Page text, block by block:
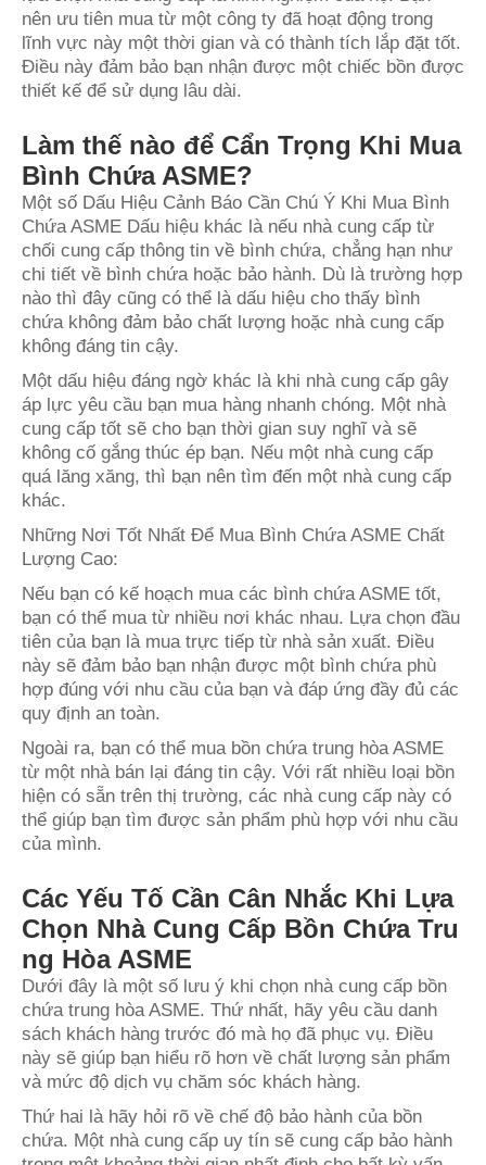
nên ưu tiên mua từ một công ty đã hoạt động trong
lĩnh vực này một thời gian và có thành tích lắp đặt tốt.
Điều này đảm bảo bạn nhận được một chiếc bồn được
thiết kế để sử dụng lâu dài.
Làm thế nào để Cẩn Trọng Khi Mua
Bình Chứa ASME?
Một số Dấu Hiệu Cảnh Báo Cần Chú Ý Khi Mua Bình
Chứa ASME Dấu hiệu khác là nếu nhà cung cấp từ
chối cung cấp thông tin về bình chứa, chẳng hạn như
chi tiết về bình chứa hoặc bảo hành. Dù là trường hợp
nào thì đây cũng có thể là dấu hiệu cho thấy bình
chứa không đảm bảo chất lượng hoặc nhà cung cấp
không đáng tin cậy.
Một dấu hiệu đáng ngờ khác là khi nhà cung cấp gây
áp lực yêu cầu bạn mua hàng nhanh chóng. Một nhà
cung cấp tốt sẽ cho bạn thời gian suy nghĩ và sẽ
không cố gắng thúc ép bạn. Nếu một nhà cung cấp
quá lăng xăng, thì bạn nên tìm đến một nhà cung cấp
khác.
Những Nơi Tốt Nhất Để Mua Bình Chứa ASME Chất
Lượng Cao:
Nếu bạn có kế hoạch mua các bình chứa ASME tốt,
bạn có thể mua từ nhiều nơi khác nhau. Lựa chọn đầu
tiên của bạn là mua trực tiếp từ nhà sản xuất. Điều
này sẽ đảm bảo bạn nhận được một bình chứa phù
hợp đúng với nhu cầu của bạn và đáp ứng đầy đủ các
quy định an toàn.
Ngoài ra, bạn có thể mua bồn chứa trung hòa ASME
từ một nhà bán lại đáng tin cậy. Với rất nhiều loại bồn
hiện có sẵn trên thị trường, các nhà cung cấp này có
thể giúp bạn tìm được sản phẩm phù hợp với nhu cầu
của mình.
Các Yếu Tố Cần Cân Nhắc Khi Lựa
Chọn Nhà Cung Cấp Bồn Chứa Tru
ng Hòa ASME
Dưới đây là một số lưu ý khi chọn nhà cung cấp bồn
chứa trung hòa ASME. Thứ nhất, hãy yêu cầu danh
sách khách hàng trước đó mà họ đã phục vụ. Điều
này sẽ giúp bạn hiểu rõ hơn về chất lượng sản phẩm
và mức độ dịch vụ chăm sóc khách hàng.
Thứ hai là hãy hỏi rõ về chế độ bảo hành của bồn
chứa. Một nhà cung cấp uy tín sẽ cung cấp bảo hành